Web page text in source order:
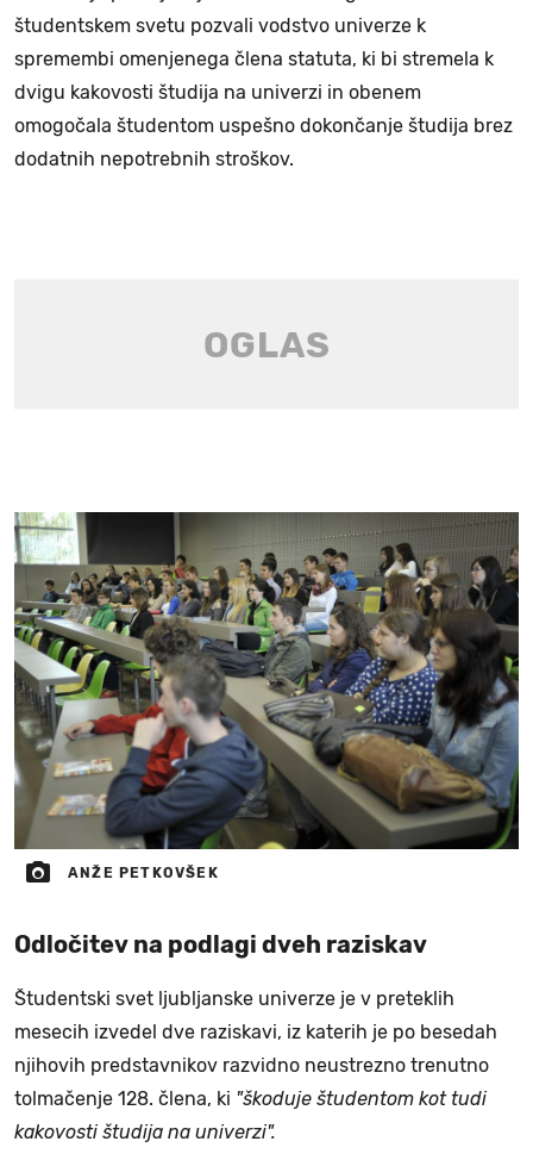
študentskem svetu pozvali vodstvo univerze k
spremembi omenjenega člena statuta, ki bi stremela k
dvigu kakovosti študija na univerzi in obenem
omogočala študentom uspešno dokončanje študija brez
dodatnih nepotrebnih stroškov.
ANŽE PETKOVŠEK
Odločitev na podlagi dveh raziskav
Študentski svet ljubljanske univerze je v preteklih
mesecih izvedel dve raziskavi, iz katerih je po besedah
njihovih predstavnikov razvidno neustrezno trenutno
tolmačenje 128. člena, ki "škoduje študentom kot tudi
kakovosti študija na univerzi".